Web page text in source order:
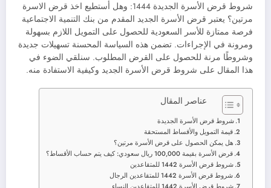
شروط قرض الأسرة الجديدة 1444: وهل أستطيع اخذ قرض الاسرة
مرتين؟ يعتبر قرض الأسرة الجديد المقدم من بنك التنمية الاجتماعية
فرصة ممتازة للأسر السعودية للحصول على التمويل اللازم بسهولة
ومرونة في الإجراءات. تضمن هذه السياسة المحسنة تسهيلات جديدة
وشروطًا مرنة للحصول على القرض المطلوب. سنلقي الضوء في
هذا المقال على شروط قرض الأسرة الجديد وكيفية الاستفادة منه.
عناصر المقال
شروط قرض الأسرة الجديدة
قيمة التمويل والأقساط المستحقة
هل يمكن الحصول على قرض الأسرة مرتين؟
قرض الأسرة بقيمة 100,000 ريال سعودي: كيف يتم حساب الأقساط؟
شروط قرض الأسرة 1442 للمتقاعدين
شروط قرض الأسرة 1442 للمتقاعدين الرجال